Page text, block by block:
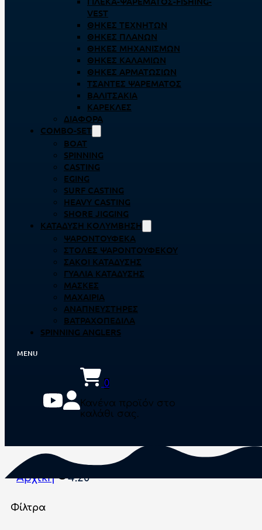
VEST
ΘΉΚΕΣ ΤΕΧΝΗΤΏΝ
ΘΉΚΕΣ ΠΛΆΝΩΝ
ΘΉΚΕΣ ΜΗΧΑΝΙΣΜΏΝ
ΘΉΚΕΣ ΚΑΛΑΜΙΏΝ
ΘΉΚΕΣ ΑΡΜΑΤΩΣΙΏΝ
ΤΣΆΝΤΕΣ ΨΑΡΈΜΑΤΟΣ
ΒΑΛΙΤΣΆΚΙΑ
ΚΑΡΈΚΛΕΣ
ΔΙΆΦΟΡΑ
COMBO-SET
BOAT
SPINNING
CASTING
EGING
SURF CASTING
HEAVY CASTING
SHORE JIGGING
ΚΑΤΆΔΥΣΗ ΚΟΛΎΜΒΗΣΗ
ΨΑΡΟΝΤΟΎΦΕΚΑ
ΣΤΟΛΈΣ ΨΑΡΟΝΤΟΎΦΕΚΟΥ
ΣΆΚΟΙ ΚΑΤΆΔΥΣΗΣ
ΓΥΑΛΙΆ ΚΑΤΆΔΥΣΗΣ
ΜΆΣΚΕΣ
ΜΑΧΑΊΡΙΑ
ΑΝΑΠΝΕΥΣΤΉΡΕΣ
ΒΑΤΡΑΧΟΠΈΔΙΛΑ
SPINNING ANGLERS
0
Κανένα προϊόν στο
καλάθι σας.
Αρχική 4.20
Φίλτρα